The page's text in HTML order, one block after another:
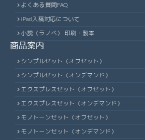
よくある質問FAQ
iPad入稿対応について
小説（ラノベ） 印刷・製本
商品案内
シンプルセット（オフセット）
シンプルセット（オンデマンド）
エクスプレスセット（オフセット）
エクスプレスセット（オンデマンド）
モノトーンセット（オフセット）
モノトーンセット（オンデマンド）